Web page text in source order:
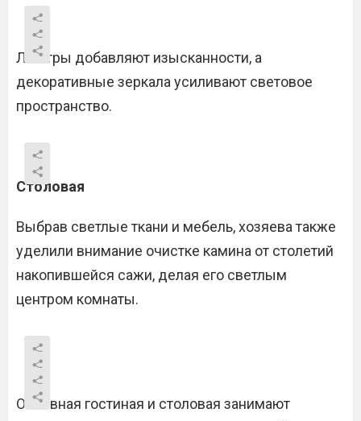
Люстры добавляют изысканности, а
декоративные зеркала усиливают световое
пространство.
Столовая
Выбрав светлые ткани и мебель, хозяева также
уделили внимание очистке камина от столетий
накопившейся сажи, делая его светлым
центром комнаты.
Основная гостиная и столовая занимают